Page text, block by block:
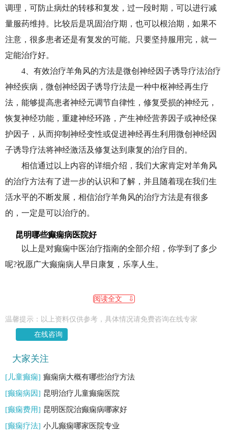
调理，可防止病灶的转移和复发，过一段时期，可以进行减
量服药维持。比较后是巩固治疗期，也可以根治期，如果不
注意，很多患者还是有复发的可能。只要坚持服用完，就一
定能治疗好。
4、有效治疗羊角风的方法是微创神经因子诱导疗法治疗
神经疾病，微创神经因子诱导疗法是一种中枢神经再生疗
法，能够提高患者神经元调节自律性，修复受损的神经元，
恢复神经功能，重建神经环路，产生神经营养因子或神经保
护因子，从而抑制神经变性或促进神经再生利用微创神经因
子诱导疗法将神经激活及修复达到康复的治疗目的。
相信通过以上内容的详细介绍，我们大家肯定对羊角风
的治疗方法有了进一步的认识和了解，并且随着现在我们生
活水平的不断发展，相信治疗羊角风的治疗方法是有很多
的，一定是可以治疗的。
昆明哪些癫痫病医院好
以上是对癫痫中医治疗指南的全部介绍，你学到了多少
呢?祝愿广大癫痫病人早日康复，乐享人生。
阅读全文 ⇩
温馨提示：以上资料仅供参考，具体情况请免费咨询在线专家
在线咨询
大家关注
[儿童癫痫] 癫痫病大概有哪些治疗方法
[癫痫病因] 昆明治疗儿童癫痫医院
[癫痫费用] 昆明医院治癫痫病哪家好
[癫痫疗法] 小儿癫痫哪家医院专业